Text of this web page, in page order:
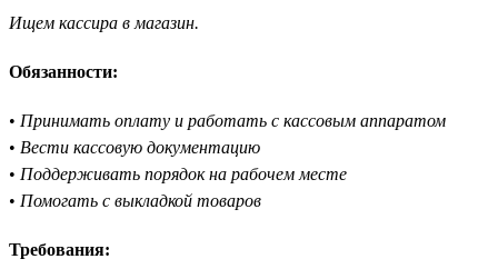
Ищем кассира в магазин.
Обязанности:
• Принимать оплату и работать с кассовым аппаратом
• Вести кассовую документацию
• Поддерживать порядок на рабочем месте
• Помогать с выкладкой товаров
Требования: